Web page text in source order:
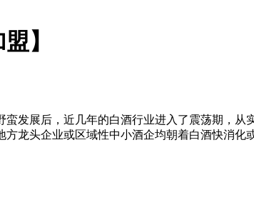
】
发展后，近几年的白酒行业进入了震荡期，
龙头企业或区域性中小酒企均朝着白酒快消化